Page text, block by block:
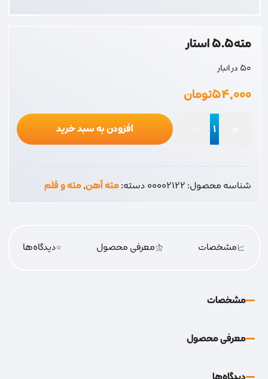
مته5.5 استار
50 در انبار
۵۴,۰۰۰تومان
افزودن به سبد خرید
شناسه محصول:00002122دسته:مته آهن,مته و قلم
مشخصات معرفی محصول 0دیدگاه‌‌ها
مشخصات
معرفی محصول